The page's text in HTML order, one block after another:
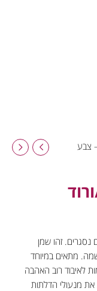
11 – צבע
זהו שמן
מתאים במיוחד
לאיבוד רוב האהבה
מנעולי הדלתות